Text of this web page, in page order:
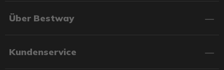
Über Bestway
Kundenservice